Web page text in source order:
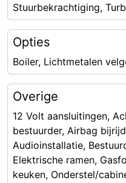
Stuurbekrachtiging,
Opties
Boiler, Lichtmetalen
Overige
12 Volt aansluitingen,
bestuurder, Airbag
Audioinstallatie,
Elektrische ramen,
keuken, Onderstel/